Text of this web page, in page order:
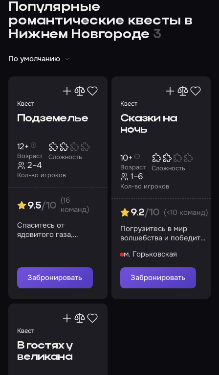
Популярные
романтические квесты в
Нижнем Новгороде 3
По умолчанию
Квест
Подземелье
Возраст
12+
Сложность
Кол-во игроков
2–4
9.5/10
(16
команд)
Спаситесь от
ядовитого газа,
Забронировать
Квест
Сказки на
ночь
Возраст
10+
Сложность
Кол-во игроков
1–6
9.2/10 (<10 команд)
Погрузитесь в мир
волшебства и победите
м. Горьковская
Забронировать
Квест
В гостях у
великана